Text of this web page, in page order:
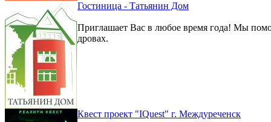
Гостиница - Татьянин Дом
Приглашает Вас в любое время года! Мы
дровах.
Квест проект "IQuest" г. Междуреченск